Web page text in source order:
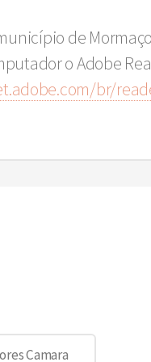
de
o Adobe
br/
Camara